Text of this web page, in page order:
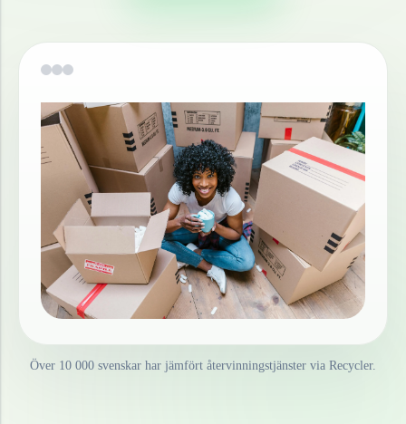
Över 10 000 svenskar har jämfört återvinningstjänster via Recycler.